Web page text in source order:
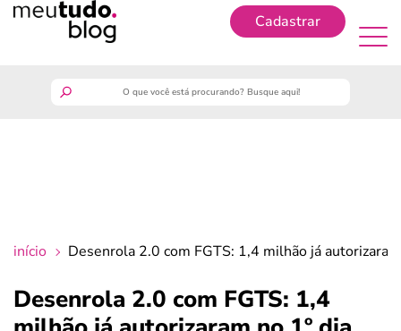
Cadastrar
crédito fácil
início Desenrola 2.0 com FGTS: 1,4 milhão já
Desenrola 2.0 com FGTS: 1,4